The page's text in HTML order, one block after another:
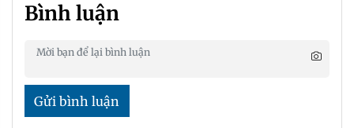
Bình luận
Gửi bình luận